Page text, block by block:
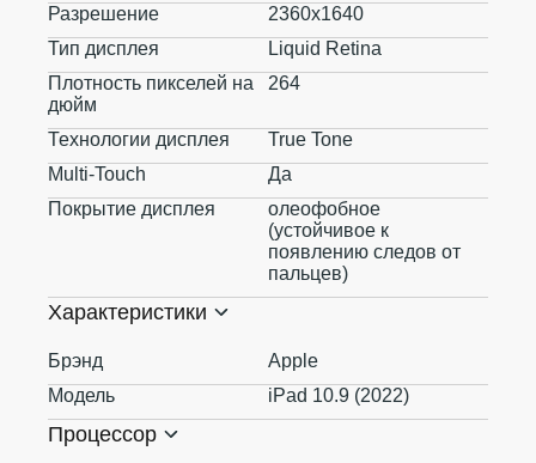
Разрешение
2360x1640
Тип дисплея
Liquid Retina
Плотность пикселей на
дюйм
264
Технологии дисплея
True Tone
Multi-Touch
Да
Покрытие дисплея
олеофобное
(устойчивое к
появлению следов от
пальцев)
Характеристики
Брэнд
Apple
Модель
iPad 10.9 (2022)
Процессор